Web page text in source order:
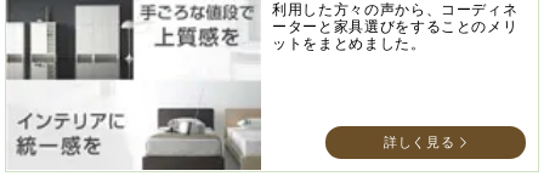
利用した方々の声から、コーディネ
ーターと家具選びをすることのメリ
ットをまとめました。
詳しく見る